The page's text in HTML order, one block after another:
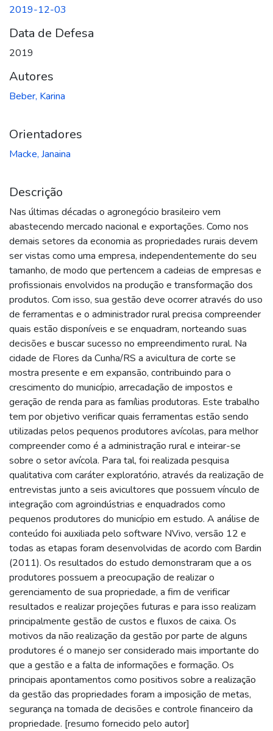
2019-12-03
Data de Defesa
2019
Autores
Beber, Karina
Orientadores
Macke, Janaina
Descrição
Nas últimas décadas o agronegócio brasileiro vem
abastecendo mercado nacional e exportações. Como nos
demais setores da economia as propriedades rurais devem
ser vistas como uma empresa, independentemente do seu
tamanho, de modo que pertencem a cadeias de empresas e
profissionais envolvidos na produção e transformação dos
produtos. Com isso, sua gestão deve ocorrer através do uso
de ferramentas e o administrador rural precisa compreender
quais estão disponíveis e se enquadram, norteando suas
decisões e buscar sucesso no empreendimento rural. Na
cidade de Flores da Cunha/RS a avicultura de corte se
mostra presente e em expansão, contribuindo para o
crescimento do município, arrecadação de impostos e
geração de renda para as famílias produtoras. Este trabalho
tem por objetivo verificar quais ferramentas estão sendo
utilizadas pelos pequenos produtores avícolas, para melhor
compreender como é a administração rural e inteirar-se
sobre o setor avícola. Para tal, foi realizada pesquisa
qualitativa com caráter exploratório, através da realização de
entrevistas junto a seis avicultores que possuem vínculo de
integração com agroindústrias e enquadrados como
pequenos produtores do município em estudo. A análise de
conteúdo foi auxiliada pelo software NVivo, versão 12 e
todas as etapas foram desenvolvidas de acordo com Bardin
(2011). Os resultados do estudo demonstraram que a os
produtores possuem a preocupação de realizar o
gerenciamento de sua propriedade, a fim de verificar
resultados e realizar projeções futuras e para isso realizam
principalmente gestão de custos e fluxos de caixa. Os
motivos da não realização da gestão por parte de alguns
produtores é o manejo ser considerado mais importante do
que a gestão e a falta de informações e formação. Os
principais apontamentos como positivos sobre a realização
da gestão das propriedades foram a imposição de metas,
segurança na tomada de decisões e controle financeiro da
propriedade. [resumo fornecido pelo autor]